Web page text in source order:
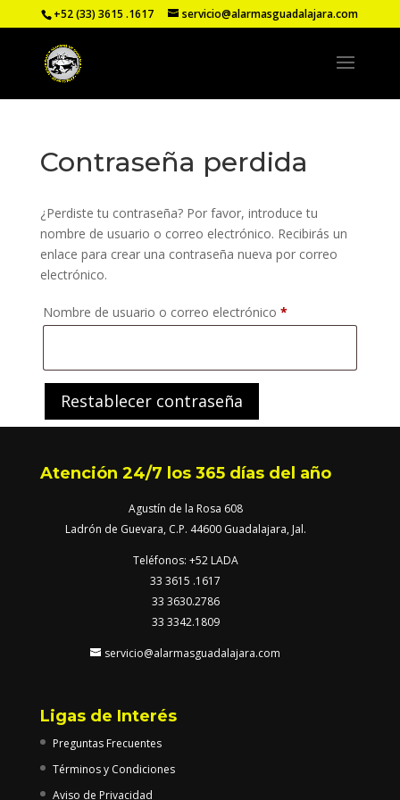
+52 (33) 3615 .1617 servicio@alarmasguadalajara.com
Contraseña perdida
¿Perdiste tu contraseña? Por favor, introduce tu
nombre de usuario o correo electrónico. Recibirás un
enlace para crear una contraseña nueva por correo
electrónico.
Nombre de usuario o correo electrónico *Obligatorio
Restablecer contraseña
Atención 24/7 los 365 días del año
Agustín de la Rosa 608
Ladrón de Guevara, C.P. 44600 Guadalajara, Jal.
Teléfonos: +52 LADA
33 3615 .1617
33 3630.2786
33 3342.1809
servicio@alarmasguadalajara.com
Ligas de Interés
Preguntas Frecuentes
Términos y Condiciones
Aviso de Privacidad